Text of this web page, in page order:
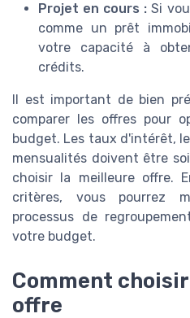
Projet en cours : Si
comme un prêt
votre capacité à
crédits.
Il est important de bien
comparer les offres pour
budget. Les taux d'intérêt,
mensualités doivent être
choisir la meilleure offre.
critères, vous pourrez
processus de
votre budget.
Comment
offre